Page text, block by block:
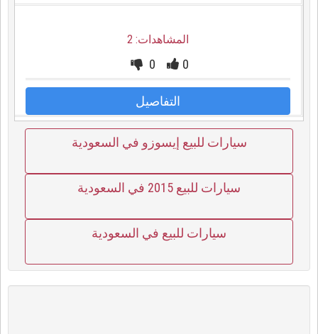
المشاهدات: 2
0
0
التفاصيل
سيارات للبيع إيسوزو في السعودية
سيارات للبيع 2015 في السعودية
سيارات للبيع في السعودية